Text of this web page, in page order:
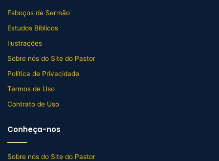
Esboços de Sermão
Estudos Bíblicos
Ilustrações
Sobre nós do Site do Pastor
Política de Privacidade
Termos de Uso
Contrato de Uso
Conheça-nos
Sobre nós do Site do Pastor